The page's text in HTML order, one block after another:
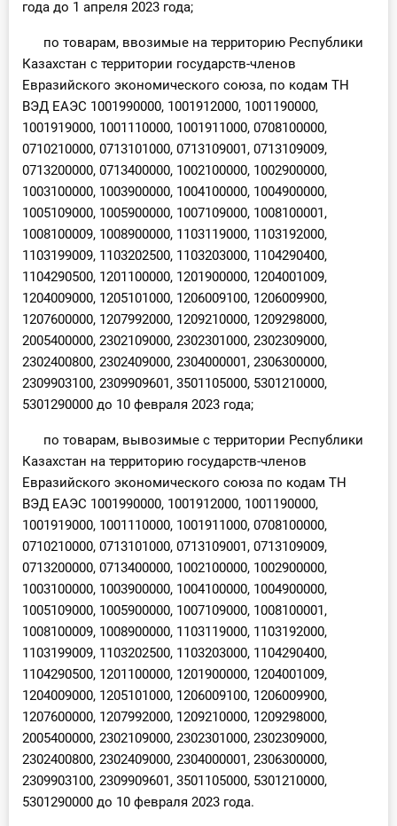
года до 1 апреля 2023 года;
по товарам, ввозимые на территорию Республики
Казахстан с территории государств-членов
Евразийского экономического союза, по кодам ТН
ВЭД ЕАЭС 1001990000, 1001912000, 1001190000,
1001919000, 1001110000, 1001911000, 0708100000,
0710210000, 0713101000, 0713109001, 0713109009,
0713200000, 0713400000, 1002100000, 1002900000,
1003100000, 1003900000, 1004100000, 1004900000,
1005109000, 1005900000, 1007109000, 1008100001,
1008100009, 1008900000, 1103119000, 1103192000,
1103199009, 1103202500, 1103203000, 1104290400,
1104290500, 1201100000, 1201900000, 1204001009,
1204009000, 1205101000, 1206009100, 1206009900,
1207600000, 1207992000, 1209210000, 1209298000,
2005400000, 2302109000, 2302301000, 2302309000,
2302400800, 2302409000, 2304000001, 2306300000,
2309903100, 2309909601, 3501105000, 5301210000,
5301290000 до 10 февраля 2023 года;
по товарам, вывозимые с территории Республики
Казахстан на территорию государств-членов
Евразийского экономического союза по кодам ТН
ВЭД ЕАЭС 1001990000, 1001912000, 1001190000,
1001919000, 1001110000, 1001911000, 0708100000,
0710210000, 0713101000, 0713109001, 0713109009,
0713200000, 0713400000, 1002100000, 1002900000,
1003100000, 1003900000, 1004100000, 1004900000,
1005109000, 1005900000, 1007109000, 1008100001,
1008100009, 1008900000, 1103119000, 1103192000,
1103199009, 1103202500, 1103203000, 1104290400,
1104290500, 1201100000, 1201900000, 1204001009,
1204009000, 1205101000, 1206009100, 1206009900,
1207600000, 1207992000, 1209210000, 1209298000,
2005400000, 2302109000, 2302301000, 2302309000,
2302400800, 2302409000, 2304000001, 2306300000,
2309903100, 2309909601, 3501105000, 5301210000,
5301290000 до 10 февраля 2023 года.